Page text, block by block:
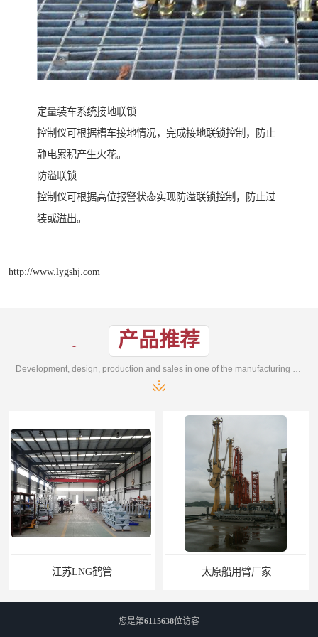
定量装车系统接地联锁
控制仪可根据槽车接地情况，完成接地联锁控制，防止
静电累积产生火花。
防溢联锁
控制仪可根据高位报警状态实现防溢联锁控制，防止过
装或溢出。
http://www.lygshj.com
产品推荐
太原船用臂厂家
您是第6115638位访客